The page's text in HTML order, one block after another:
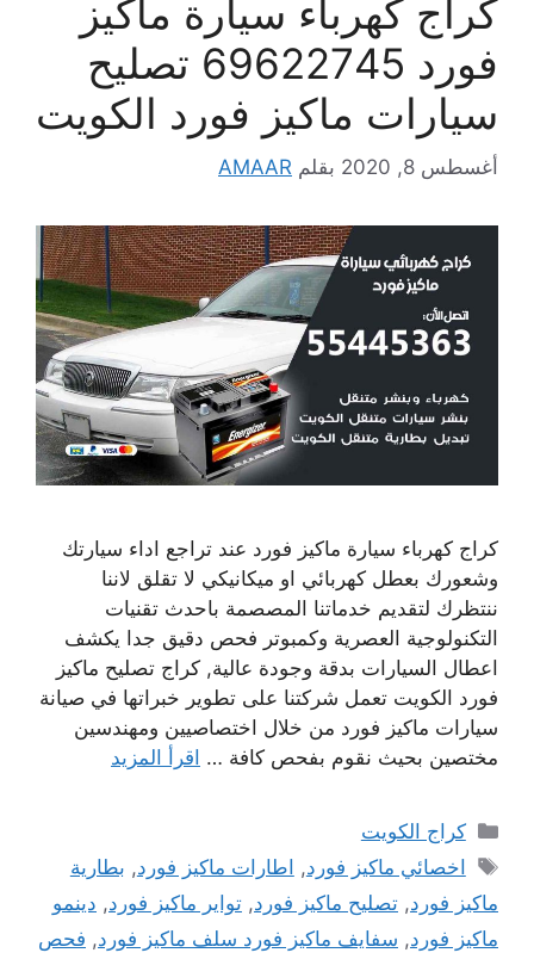
كراج كهرباء سيارة ماكيز
فورد 69622745 تصليح
سيارات ماكيز فورد الكويت
أغسطس 8, 2020 بقلم AMAAR
كراج كهرباء سيارة ماكيز فورد عند تراجع اداء سيارتك
وشعورك بعطل كهربائي او ميكانيكي لا تقلق لاننا
ننتظرك لتقديم خدماتنا المصصمة باحدث تقنيات
التكنولوجية العصرية وكمبوتر فحص دقيق جدا يكشف
اعطال السيارات بدقة وجودة عالية, كراج تصليح ماكيز
فورد الكويت تعمل شركتنا على تطوير خبراتها في صيانة
سيارات ماكيز فورد من خلال اختصاصيين ومهندسين
مختصين بحيث نقوم بفحص كافة … اقرأ المزيد
التصنيفات
كراج الكويت
الوسوم
اخصائي ماكيز فورد, اطارات ماكيز فورد, بطارية
ماكيز فورد, تصليح ماكيز فورد, تواير ماكيز فورد, دينمو
ماكيز فورد, سفايف ماكيز فورد سلف ماكيز فورد, فحص